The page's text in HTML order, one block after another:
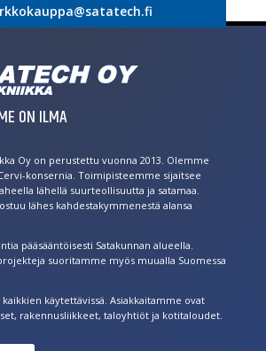
ON ILMA
Oy on perustettu vuonna 2013. Olemme
konsernia. Toimipisteemme sijaitsee
lähellä suurteollisuutta ja satamaa.
lähes kahdestakymmenestä alansa
pääsääntöisesti Satakunnan alueella.
suoritamme myös muualla Suomessa
käytettävissä. Asiakkaitamme ovat
rakennusliikkeet, taloyhtiöt ja kotitaloudet.